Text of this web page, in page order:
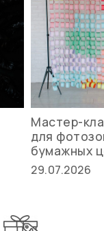
Мастер-
для
бумажных
29.07.2026